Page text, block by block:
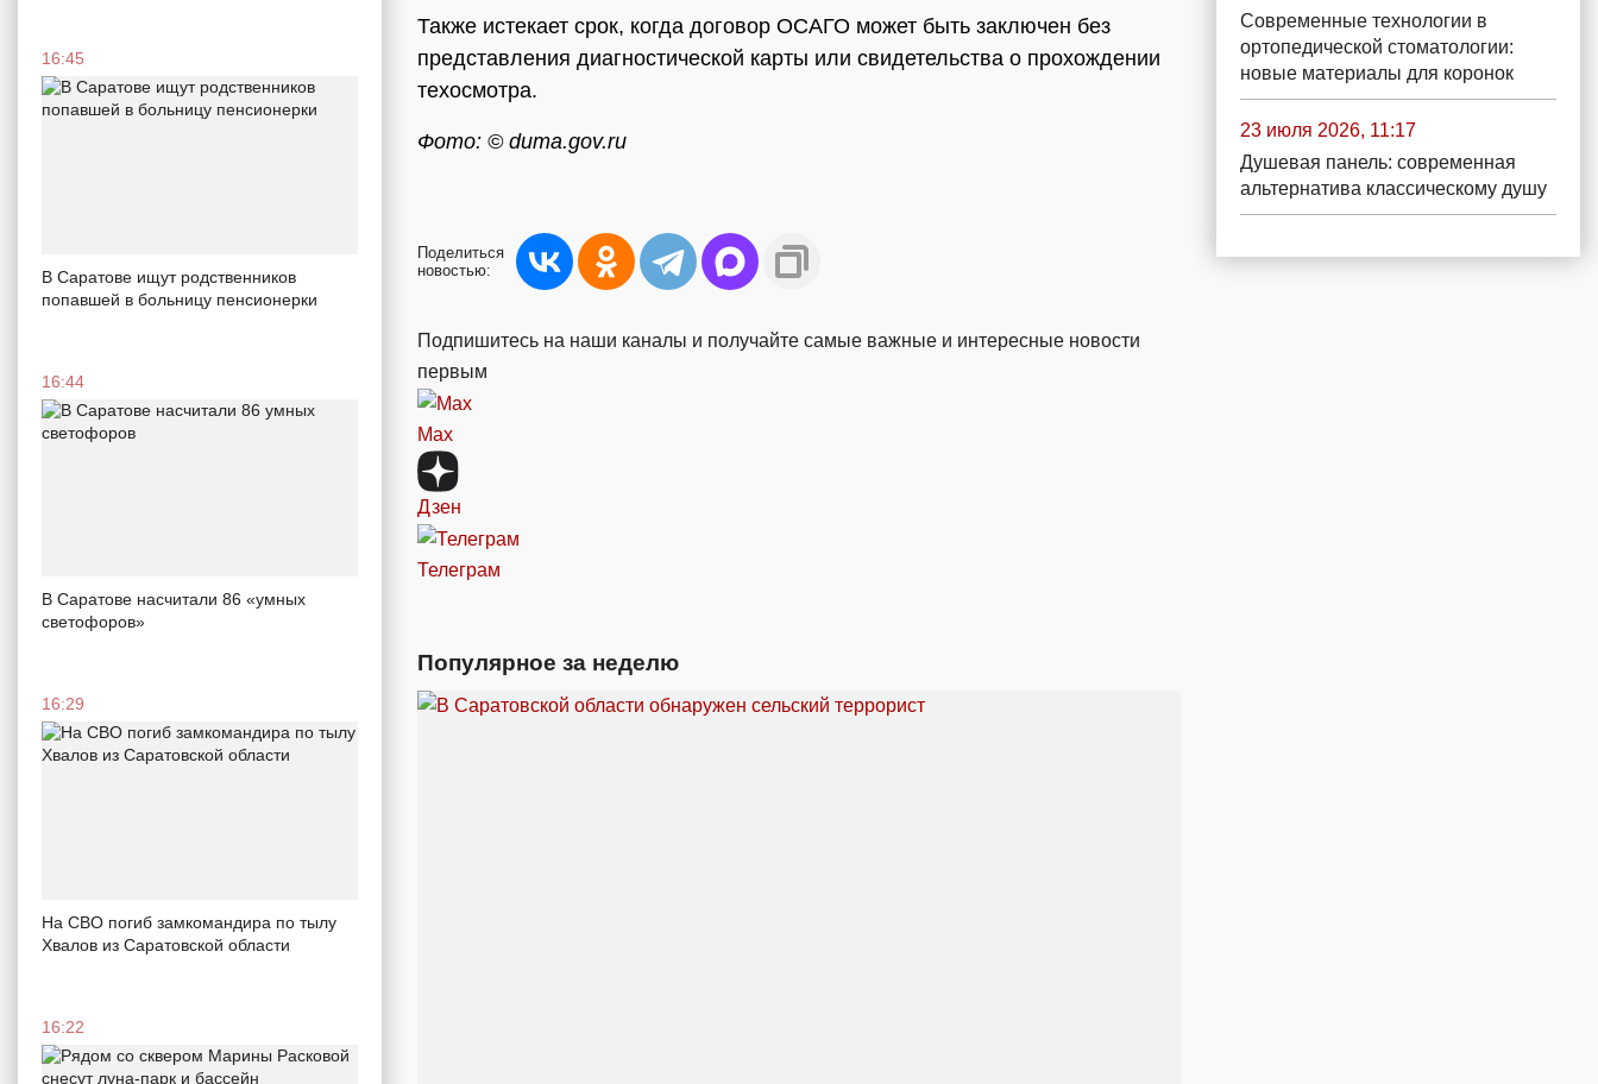
16:45
В Саратове ищут родственников
попавшей в больницу пенсионерки
16:44
В Саратове насчитали 86 «умных
светофоров»
16:29
На СВО погиб замкомандира по тылу
Хвалов из Саратовской области
16:22
Также истекает срок, когда договор ОСАГО может быть заключен без
представления диагностической карты или свидетельства о прохождении
техосмотра.
Фото: © duma.gov.ru
Поделиться
новостью:
Подпишитесь на наши каналы и получайте самые важные и интересные новости
первым
Max
Дзен
Телеграм
Популярное за неделю
Современные технологии в
ортопедической стоматологии:
новые материалы для коронок
23 июля 2026, 11:17
Душевая панель: современная
альтернатива классическому душу